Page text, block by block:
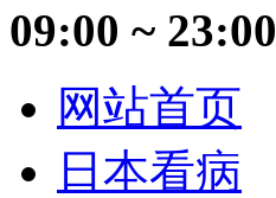
09:00 ~ 23:00
网站首页
日本看病